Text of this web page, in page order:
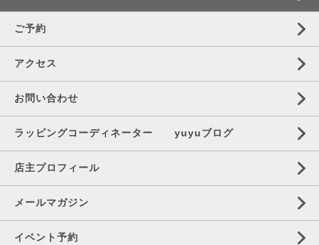
ご予約
アクセス
お問い合わせ
ラッピングコーディネーター yuyuブログ
店主プロフィール
メールマガジン
イベント予約